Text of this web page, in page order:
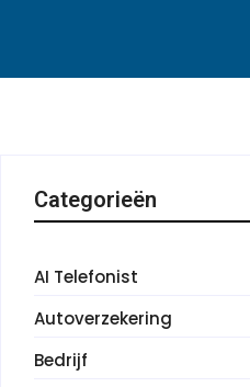
Categorieën
AI Telefonist
Autoverzekering
Bedrijf